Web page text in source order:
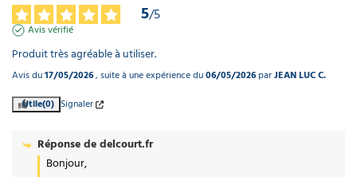
5/5
Avis vérifié
Produit très agréable à utiliser.
Avis du17/05/2026, suite à une expérience du06/05/2026parJEAN LUC C.
Utile(0) Signaler
Réponse dedelcourt.fr
Bonjour,